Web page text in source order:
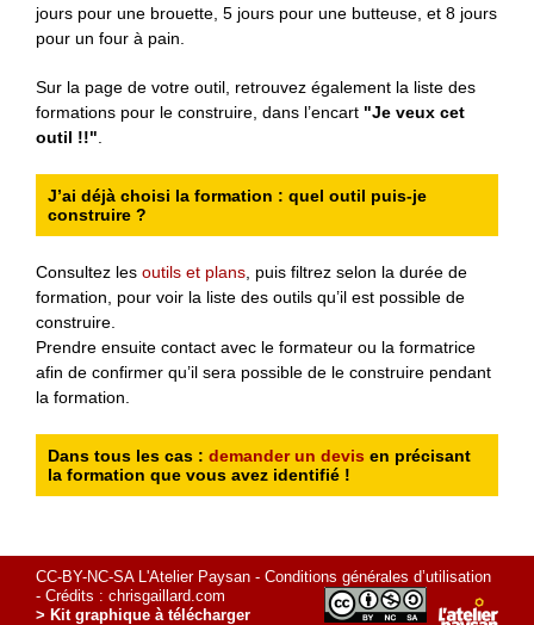
jours pour une brouette, 5 jours pour une butteuse, et 8 jours
pour un four à pain.
Sur la page de votre outil, retrouvez également la liste des
formations pour le construire, dans l’encart "Je veux cet
outil !!".
J’ai déjà choisi la formation : quel outil puis-je
construire ?
Consultez les outils et plans, puis filtrez selon la durée de
formation, pour voir la liste des outils qu’il est possible de
construire.
Prendre ensuite contact avec le formateur ou la formatrice
afin de confirmer qu’il sera possible de le construire pendant
la formation.
Dans tous les cas : demander un devis en précisant
la formation que vous avez identifié !
CC-BY-NC-SA L'Atelier Paysan - Conditions générales d’utilisation
- Crédits : chrisgaillard.com
> Kit graphique à télécharger